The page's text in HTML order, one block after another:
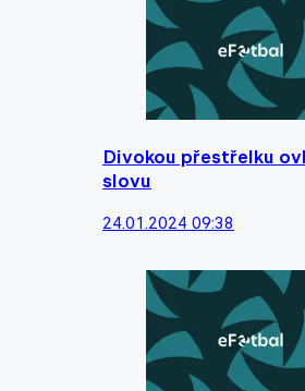
Divokou přestřelku
slovu
24.01.2024 09:38